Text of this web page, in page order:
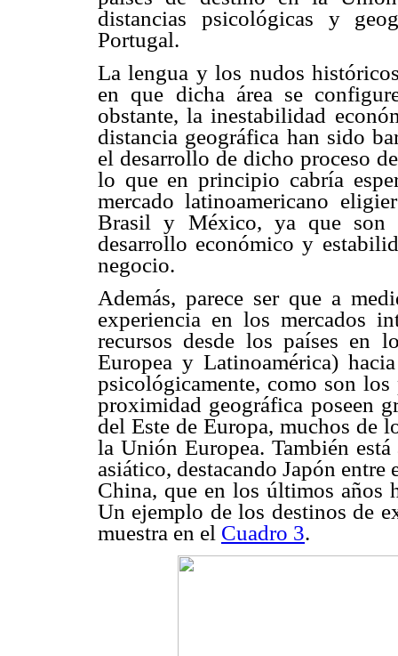
distancias psicológicas y
Portugal.
La lengua y los nudos
en que dicha área se
obstante, la inestabilidad
distancia geográfica han sido
el desarrollo de dicho proceso
lo que en principio cabría
mercado latinoamericano
Brasil y México, ya que son
desarrollo económico y
negocio.
Además, parece ser que a
experiencia en los mercados
recursos desde los países en
Europea y Latinoamérica)
psicológicamente, como son
proximidad geográfica poseen
del Este de Europa, muchos de
la Unión Europea. También
asiático, destacando Japón
China, que en los últimos años
Un ejemplo de los destinos de
muestra en el Cuadro 3.